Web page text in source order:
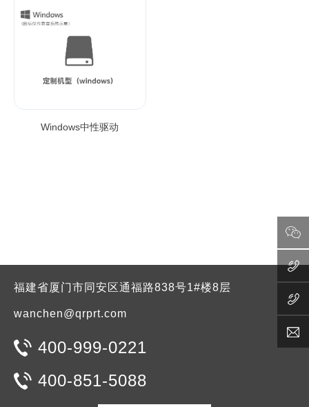
Windows中性驱动
福建省厦门市同安区通福路838号1#楼8层
wanchen@qrprt.com
400-999-0221
400-851-5088